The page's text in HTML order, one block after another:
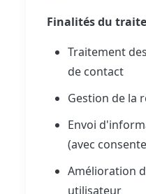
Finalités du
Traitement
de contact
Gestion de la
Envoi
(avec
Amélioration
utilisateur